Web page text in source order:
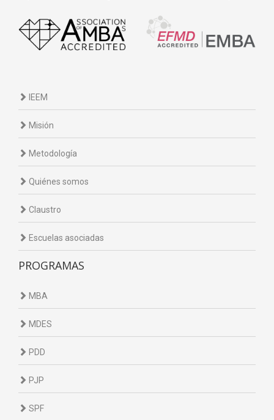
IEEM
Misión
Metodología
Quiénes somos
Claustro
Escuelas asociadas
PROGRAMAS
MBA
MDES
PDD
PJP
SPF